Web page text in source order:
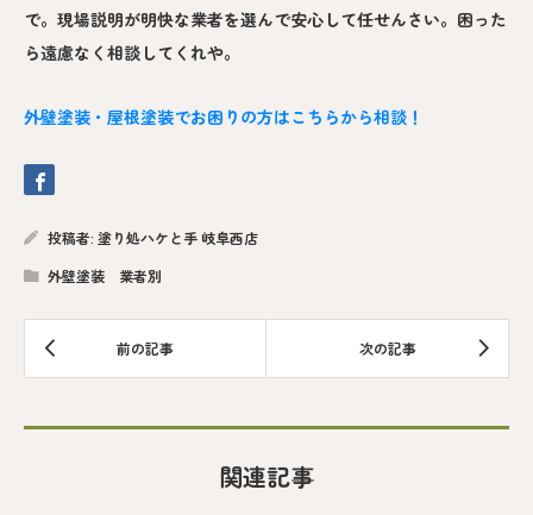
で。現場説明が明快な業者を選んで安心して任せんさい。困った
ら遠慮なく相談してくれや。
外壁塗装・屋根塗装でお困りの方はこちらから相談！
投稿者: 塗り処ハケと手 岐阜西店
外壁塗装 業者別
関連記事